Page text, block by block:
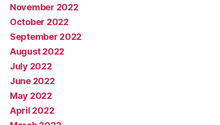
November 2022
October 2022
September 2022
August 2022
July 2022
June 2022
May 2022
April 2022